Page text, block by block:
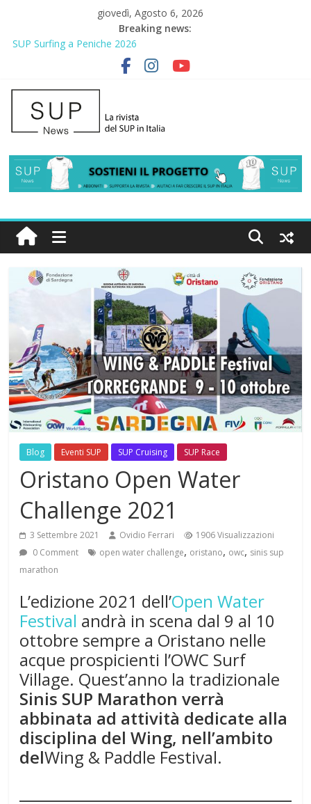
giovedì, Agosto 6, 2026
Breaking news:
SUP Surfing a Peniche 2026
AirSUP a Gallico: prima storica gara per Reggio Calabria
Gallico Paddle Fest 2026: sul lungomare di Gallico torna la festa
del SUP
Porto Selvaggio, a lezione di soccorso con la giornata della
prevenzione
2° Urban Sup Trophy: la regata solidale per lo IOR
Blog Eventi SUP SUP Cruising SUP Race
Oristano Open Water
Challenge 2021
3 Settembre 2021 Ovidio Ferrari
1906 Visualizzazioni
0 Comment
open water challenge, oristano, owc, sinis sup
marathon
L’edizione 2021 dell’Open Water
Festival andrà in scena dal 9 al 10
ottobre sempre a Oristano nelle
acque prospicienti l’OWC Surf
Village. Quest’anno la tradizionale
Sinis SUP Marathon verrà
abbinata ad attività dedicate alla
disciplina del Wing, nell’ambito
delWing & Paddle Festival.